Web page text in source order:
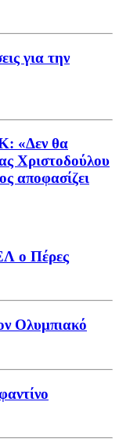
για την
«Δεν θα
Χριστοδούλου
αποφασίζει
ο Πέρες
Ολυμπιακό